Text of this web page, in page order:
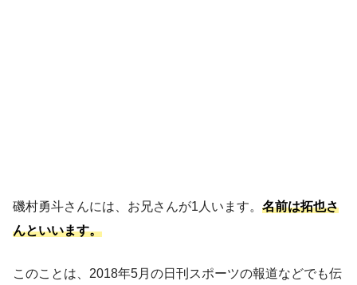
磯村勇斗さんには、お兄さんが1人います。 名前は拓也さ
んといいます。
このことは、2018年5月の日刊スポーツの報道などでも伝